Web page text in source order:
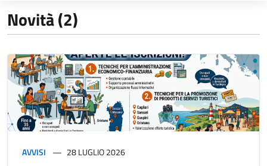
Novità (2)
AVVISI 28 LUGLIO 2026